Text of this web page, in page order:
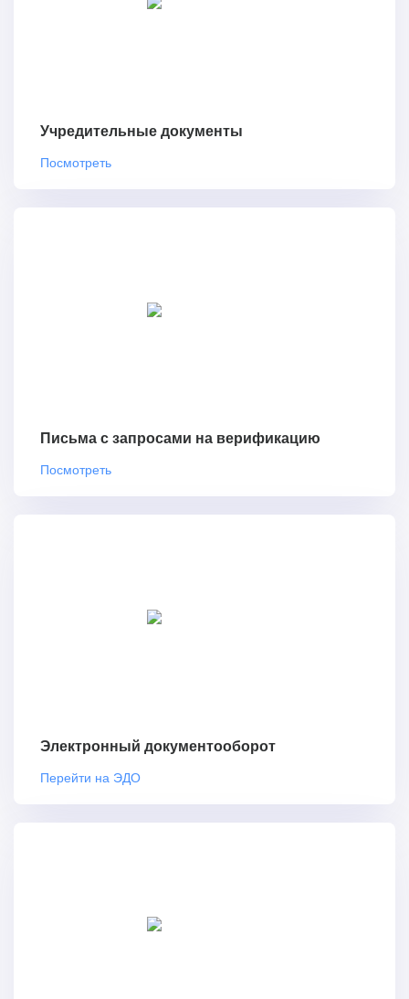
Учредительные документы
Посмотреть
Письма с запросами на верификацию
Посмотреть
Электронный документооборот
Перейти на ЭДО